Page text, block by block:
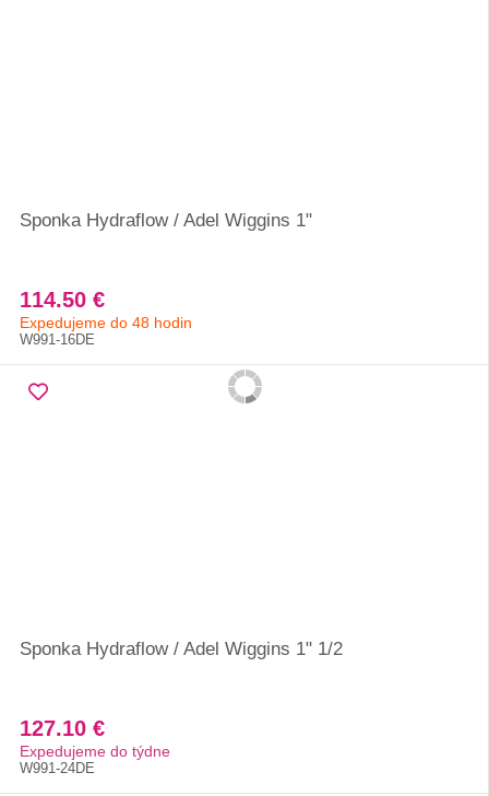
Sponka Hydraflow / Adel Wiggins 1"
114.50 €
Expedujeme do 48 hodin
W991-16DE
Sponka Hydraflow / Adel Wiggins 1" 1/2
127.10 €
Expedujeme do týdne
W991-24DE